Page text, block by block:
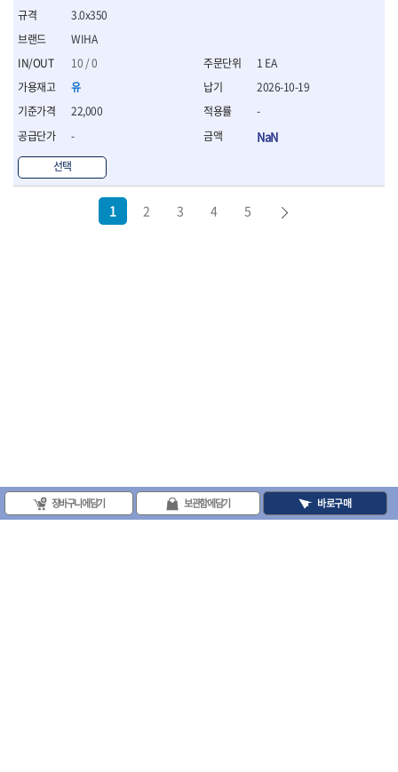
WIHA
10 / 0
유
22,000
-
선택
3.0x350
1 EA
2026-10-19
-
NaN
1 2 3 4 5
장바구니에 담기 보관함에 담기 바로구매